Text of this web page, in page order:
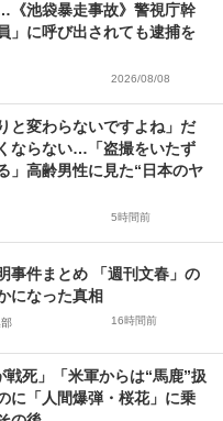
《池袋暴走事故》警視庁幹
」に呼び出されても逮捕を
2026/08/08
と変わらないですよね」だ
ならない…「盗撮をいたず
」高齢男性に見た“日本のヤ
5時間前
事件まとめ 「週刊文春」の
になった真相
部 16時間前
戦死」「米軍からは“馬鹿”扱
に「人間爆弾・桜花」に乗